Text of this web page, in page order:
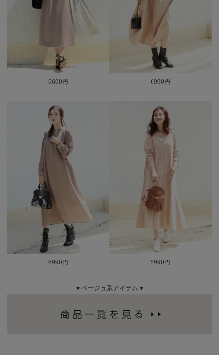
6690円 6990円
6990円 5990円
▼ベージュ系アイテム▼